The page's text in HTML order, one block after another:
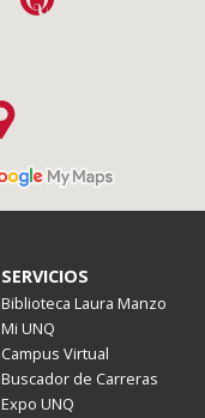
SERVICIOS
Biblioteca Laura Manzo
Mi UNQ
Campus Virtual
Buscador de Carreras
Expo UNQ